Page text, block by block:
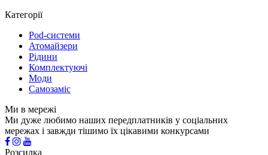
Категорії
Pod-системи
Атомайзери
Рідини
Комплектуючі
Моди
Самозаміс
Ми в мережі
Ми дуже любимо наших передплатників у соціальних
мережах і завжди тішимо їх цікавими конкурсами
Розсилка